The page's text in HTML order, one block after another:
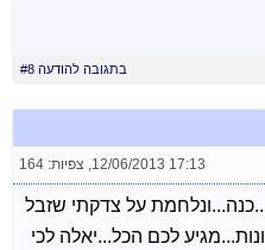
בתגובה להודעה #8
12/06/2013 17:13
, צפיות: 164
על צדקתי שזבל
לכם הכל...יאלה לכי